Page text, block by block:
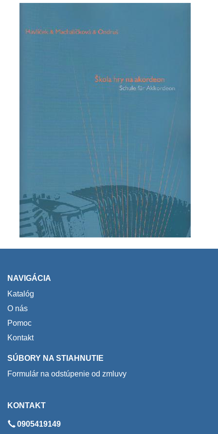
NAVIGÁCIA
Katalóg
O nás
Pomoc
Kontakt
SÚBORY NA STIAHNUTIE
Formulár na odstúpenie od zmluvy
KONTAKT
0905419149